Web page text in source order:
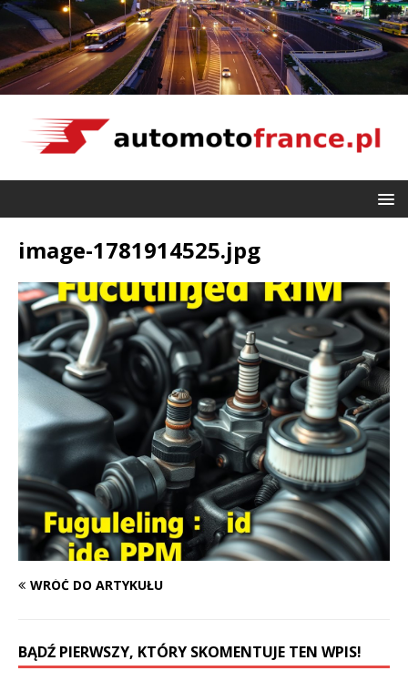
image-1781914525.jpg
WRÓĆ DO ARTYKUŁU
BĄDŹ PIERWSZY, KTÓRY SKOMENTUJE TEN WPIS!